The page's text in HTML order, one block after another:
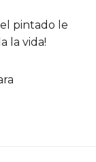
pintado le
la vida!